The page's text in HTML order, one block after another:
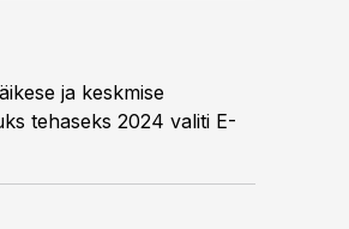
ja keskmise
tehaseks 2024 valiti E-